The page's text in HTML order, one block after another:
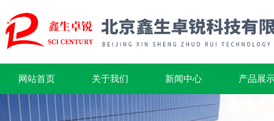
网站首页 关于我们 新闻中心 产品展